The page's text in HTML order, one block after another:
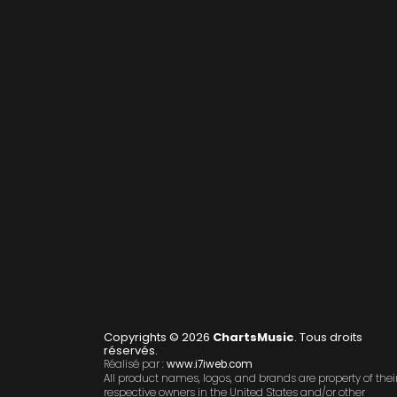
Copyrights © 2026 ChartsMusic. Tous droits
réservés.
Réalisé par :www.i7iweb.com
All product names, logos, and brands are property of
respective owners in the United States and/or other